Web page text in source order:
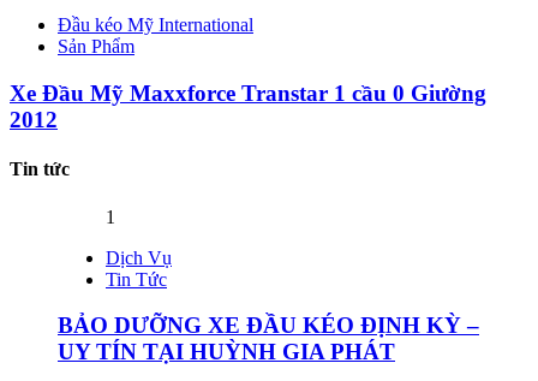
Đầu kéo Mỹ International
Sản Phẩm
Xe Đầu Mỹ Maxxforce Transtar 1 cầu 0 Giường
2012
Tin tức
1
Dịch Vụ
Tin Tức
BẢO DƯỠNG XE ĐẦU KÉO ĐỊNH KỲ –
UY TÍN TẠI HUỲNH GIA PHÁT